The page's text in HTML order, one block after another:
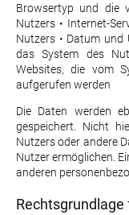
Browsertyp und die
Nutzers • Internet-
Nutzers • Datum und
das System des
Websites, die vom
aufgerufen werden
Die Daten werden
gespeichert. Nicht
Nutzers oder andere
Nutzer ermöglichen.
anderen